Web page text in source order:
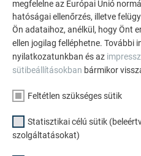
TEKINTSE MEG TOVÁBBI
megfelelne az Európai Unió
hatóságai ellenőrzés, illetve
Ön adataihoz, anélkül, hogy Önt
ellen jogilag felléphetne. További
nyilatkozatunkban és az
sütibeállításokban bármikor
Feltétlen szükséges sütik
Statisztikai célú sütik
szolgáltatásokat)